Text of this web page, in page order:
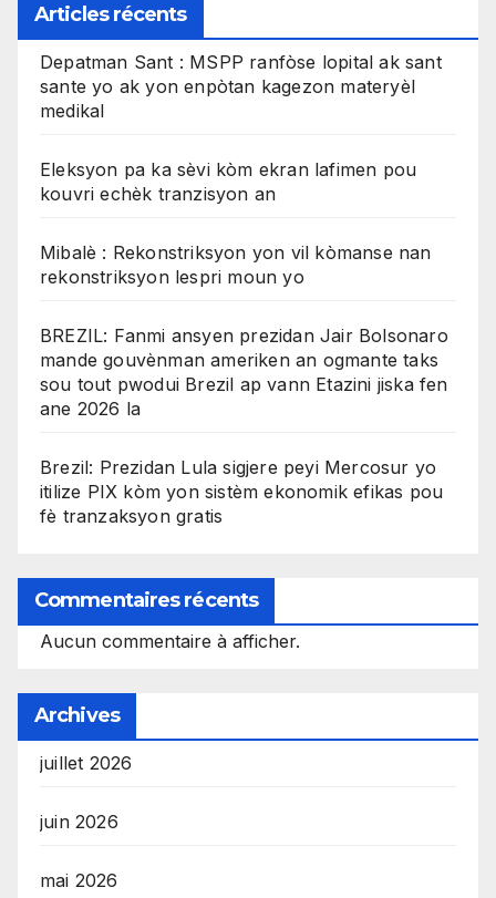
Articles récents
Depatman Sant : MSPP ranfòse lopital ak sant
sante yo ak yon enpòtan kagezon materyèl
medikal
Eleksyon pa ka sèvi kòm ekran lafimen pou
kouvri echèk tranzisyon an
Mibalè : Rekonstriksyon yon vil kòmanse nan
rekonstriksyon lespri moun yo
BREZIL: Fanmi ansyen prezidan Jair Bolsonaro
mande gouvènman ameriken an ogmante taks
sou tout pwodui Brezil ap vann Etazini jiska fen
ane 2026 la
Brezil: Prezidan Lula sigjere peyi Mercosur yo
itilize PIX kòm yon sistèm ekonomik efikas pou
fè tranzaksyon gratis
Commentaires récents
Aucun commentaire à afficher.
Archives
juillet 2026
juin 2026
mai 2026